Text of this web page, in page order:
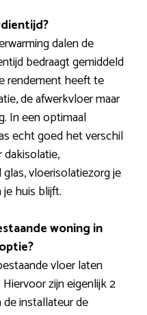
dalen de
bedraagt gemiddeld
rendement heeft te
de afwerkvloer maar
In een optimaal
echt goed het verschil
vloerisolatiezorg je
huis blijft.
woning in
vloer laten
zijn eigenlijk 2
installateur de